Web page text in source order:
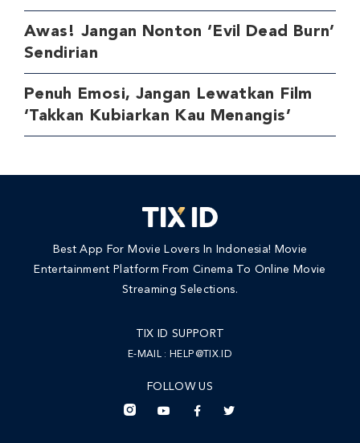
Awas! Jangan Nonton ‘Evil Dead Burn’
Sendirian
Penuh Emosi, Jangan Lewatkan Film
‘Takkan Kubiarkan Kau Menangis’
Best App For Movie Lovers In Indonesia! Movie
Entertainment Platform From Cinema To Online Movie
Streaming Selections.
TIX ID SUPPORT
E-MAIL : HELP@TIX.ID
FOLLOW US